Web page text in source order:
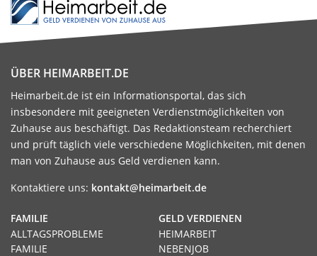
ÜBER HEIMARBEIT.DE
Heimarbeit.de ist ein Informationsportal, das sich
insbesondere mit geeigneten Verdienstmöglichkeiten von
Zuhause aus beschäftigt. Das Redaktionsteam recherchiert
und prüft täglich viele verschiedene Möglichkeiten, mit denen
man von Zuhause aus Geld verdienen kann.
Kontaktiere uns: kontakt@heimarbeit.de
GELD VERDIENEN
HEIMARBEIT
NEBENJOB
FAMILIE
ALLTAGSPROBLEME
FAMILIE